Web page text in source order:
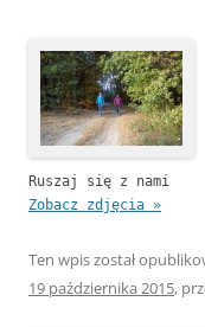
Ruszaj się z nami
Zobacz zdjęcia »
Ten wpis został
19 października 2015,